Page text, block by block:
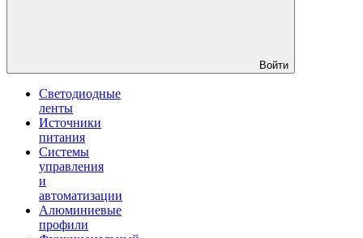
Войти
Светодиодные
ленты
Источники
питания
Системы
управления
и
автоматизации
Алюминиевые
профили